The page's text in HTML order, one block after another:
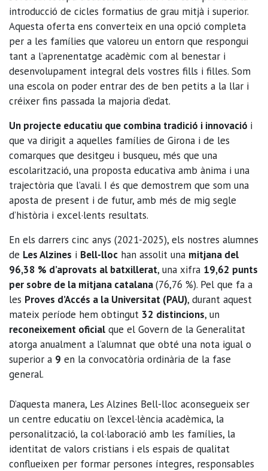
introducció de cicles formatius de grau mitjà i superior.
Aquesta oferta ens converteix en una opció completa
per a les famílies que valoreu un entorn que respongui
tant a l’aprenentatge acadèmic com al benestar i
desenvolupament integral dels vostres fills i filles. Som
una escola on poder entrar des de ben petits a la llar i
créixer fins passada la majoria d’edat.
Un projecte educatiu que combina tradició i innovació i
que va dirigit a aquelles famílies de Girona i de les
comarques que desitgeu i busqueu, més que una
escolarització, una proposta educativa amb ànima i una
trajectòria que l’avali. I és que demostrem que som una
aposta de present i de futur, amb més de mig segle
d’història i excel·lents resultats.
En els darrers cinc anys (2021-2025), els nostres alumnes
de Les Alzines i Bell-lloc han assolit una mitjana del
96,38 % d’aprovats al batxillerat, una xifra 19,62 punts
per sobre de la mitjana catalana(76,76 %). Pel que fa a
les Proves d’Accés a la Universitat (PAU), durant aquest
mateix període hem obtingut 32 distincions, un
reconeixement oficial que el Govern de la Generalitat
atorga anualment a l’alumnat que obté una nota igual o
superior a 9 en la convocatòria ordinària de la fase
general.
D’aquesta manera, Les Alzines Bell-lloc aconsegueix ser
un centre educatiu on l’excel·lència acadèmica, la
personalització, la col·laboració amb les famílies, la
identitat de valors cristians i els espais de qualitat
conflueixen per formar persones íntegres, responsables